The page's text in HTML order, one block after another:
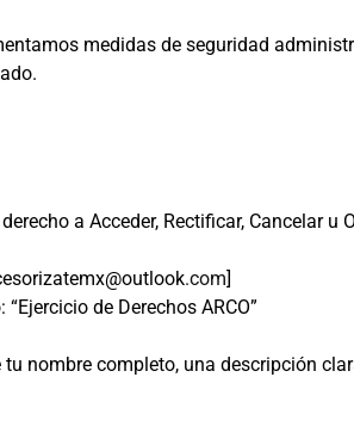
medidas de seguridad
a Acceder, Rectificar, Cancelar
.com]
“Ejercicio de Derechos ARCO”
tu nombre completo, una descripción